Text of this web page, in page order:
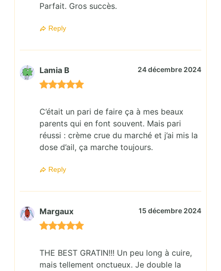
Parfait. Gros succès.
Reply
Lamia B 24 décembre 2024
C’était un pari de faire ça à mes beaux
parents qui en font souvent. Mais pari
réussi : crème crue du marché et j’ai mis la
dose d’ail, ça marche toujours.
Reply
Margaux 15 décembre 2024
THE BEST GRATIN!!! Un peu long à cuire,
mais tellement onctueux. Je double la